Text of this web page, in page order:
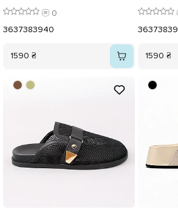
0
3637383940
1590 ₴
36373839
1590 ₴